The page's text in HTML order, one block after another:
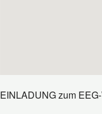
EINLADUNG zum